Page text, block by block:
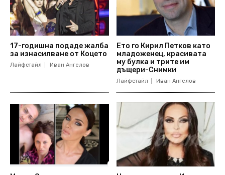
17-годишна подаде жалба
за изнасилване от Коцето
Лайфстайл Иван Ангелов
Ето го Кирил Петков като
младоженец, красивата
му булка и трите им
дъщери-Снимки
Лайфстайл Иван Ангелов